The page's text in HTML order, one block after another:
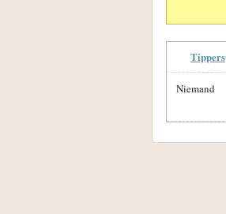
Tippers
Niemand